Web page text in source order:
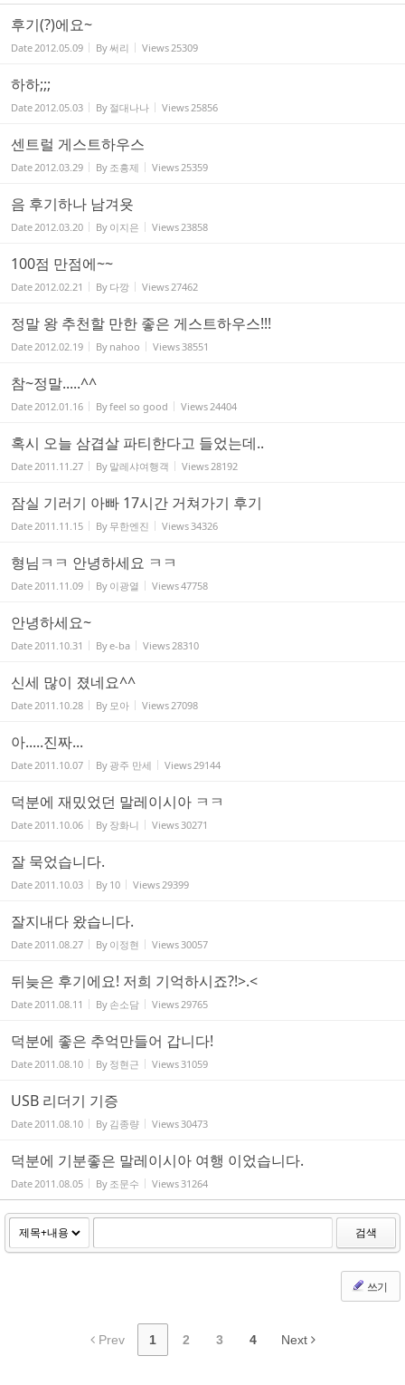
후기(?)에요~
Date2012.05.09 By써리 Views25309
하하;;;
Date2012.05.03 By 절대나나 Views25856
센트럴 게스트하우스
Date2012.03.29 By 조흥제 Views25359
음 후기하나 남겨욧
Date2012.03.20 By 이지은 Views23858
100점 만점에~~
Date2012.02.21 By 다깡 Views27462
정말 왕 추천할 만한 좋은 게스트하우스!!!
Date2012.02.19 By nahoo Views38551
참~정말.....^^
Date2012.01.16 Byfeel so good Views24404
혹시 오늘 삼겹살 파티한다고 들었는데..
Date2011.11.27 By 말레샤여행객 Views28192
잠실 기러기 아빠 17시간 거쳐가기 후기
Date2011.11.15 By 무한엔진 Views34326
형님ㅋㅋ 안녕하세요 ㅋㅋ
Date2011.11.09 By 이광열 Views47758
안녕하세요~
Date2011.10.31 Bye-ba Views28310
신세 많이 졌네요^^
Date2011.10.28 By 모아 Views27098
아.....진짜...
Date2011.10.07 By 광주 만세 Views29144
덕분에 재밌었던 말레이시아 ㅋㅋ
Date2011.10.06 By 장화니 Views30271
잘 묵었습니다.
Date2011.10.03 By 10 Views29399
잘지내다 왔습니다.
Date2011.08.27 By 이정현 Views30057
뒤늦은 후기에요! 저희 기억하시죠?!>.<
Date2011.08.11 By 손소담 Views29765
덕분에 좋은 추억만들어 갑니다!
Date2011.08.10 By 정현근 Views31059
USB 리더기 기증
Date2011.08.10 By 김종량 Views30473
덕분에 기분좋은 말레이시아 여행 이었습니다.
Date2011.08.05 By 조문수 Views31264
검색
쓰기
Prev 1 2 3 4 Next